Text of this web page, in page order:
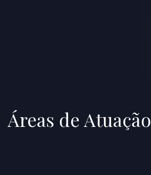
Áreas de Atuação